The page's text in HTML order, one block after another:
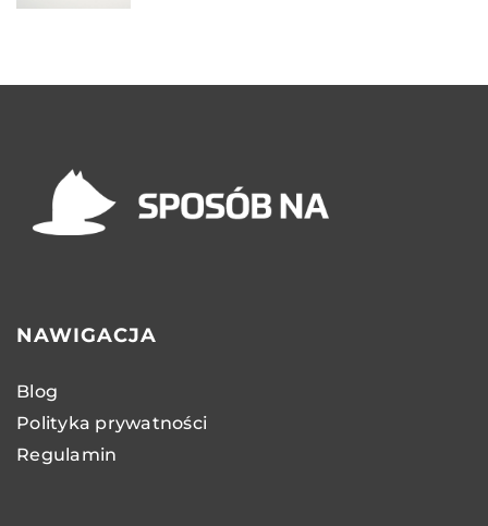
NAWIGACJA
Blog
Polityka prywatności
Regulamin